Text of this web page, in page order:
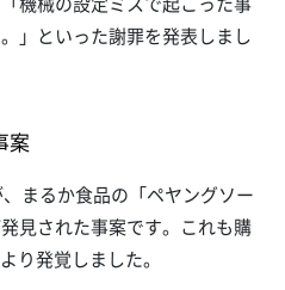
」といった謝罪を発表しまし
案
まるか食品の「ペヤングソー
見された事案です。これも購
り発覚しました。